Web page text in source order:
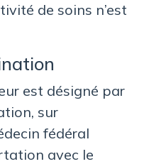
de soins n’est
est désigné par
sur
fédéral
avec le